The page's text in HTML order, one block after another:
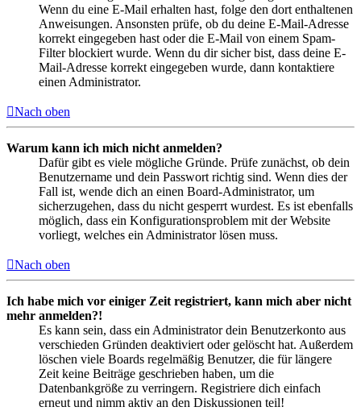
Wenn du eine E-Mail erhalten hast, folge den dort enthaltenen
Anweisungen. Ansonsten prüfe, ob du deine E-Mail-Adresse
korrekt eingegeben hast oder die E-Mail von einem Spam-
Filter blockiert wurde. Wenn du dir sicher bist, dass deine E-
Mail-Adresse korrekt eingegeben wurde, dann kontaktiere
einen Administrator.
Nach oben
Warum kann ich mich nicht anmelden?
Dafür gibt es viele mögliche Gründe. Prüfe zunächst, ob dein
Benutzername und dein Passwort richtig sind. Wenn dies der
Fall ist, wende dich an einen Board-Administrator, um
sicherzugehen, dass du nicht gesperrt wurdest. Es ist ebenfalls
möglich, dass ein Konfigurationsproblem mit der Website
vorliegt, welches ein Administrator lösen muss.
Nach oben
Ich habe mich vor einiger Zeit registriert, kann mich aber nicht
mehr anmelden?!
Es kann sein, dass ein Administrator dein Benutzerkonto aus
verschieden Gründen deaktiviert oder gelöscht hat. Außerdem
löschen viele Boards regelmäßig Benutzer, die für längere
Zeit keine Beiträge geschrieben haben, um die
Datenbankgröße zu verringern. Registriere dich einfach
erneut und nimm aktiv an den Diskussionen teil!